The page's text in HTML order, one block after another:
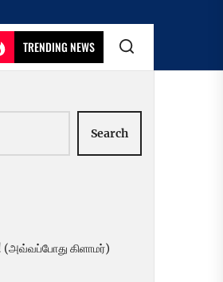
TRENDING NEWS
Search
கிளாமர்)